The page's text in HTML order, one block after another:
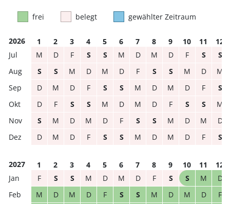
frei belegt gewählter Zeitraum
2026 1 2 3 4 5 6 7 8 9 10 11
12
M
D F S S M D M D F S
S
S
S M D M D F S S M D
M
D
M D F S S M D M D F
S
D
F S S M D M D F S S
M
S
M D M D F S S M D M
D
D
M D F S S M D M D F S
2027 1 2 3 4 5 6 7 8 9 10 11
12
F
S S M D M D F S S M
D
M
D M D F S S M D M D F